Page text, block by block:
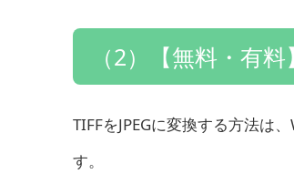
（2）【無料・有
TIFFをJPEGに変換する方法は
す。